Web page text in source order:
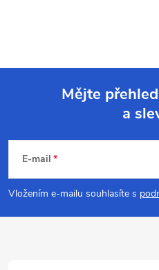
p
a
Mějte
a
E-mail
Vložením e-mailu souhlasíte s